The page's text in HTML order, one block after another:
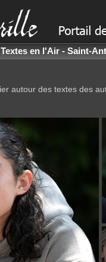
Textes en l'Air - Saint-
autour des textes des